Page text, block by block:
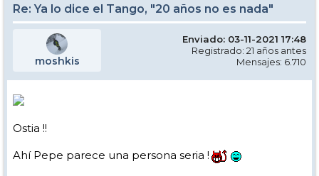
Re: Ya lo dice el Tango, "20 años no es nada"
moshkis
Enviado: 03-11-2021 17:48
Registrado: 21 años antes
Mensajes: 6.710
Ostia !!
Ahí Pepe parece una persona seria !